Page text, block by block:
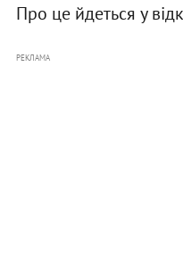
Про це йдеться у
РЕКЛАМА